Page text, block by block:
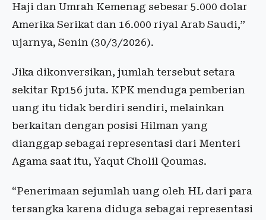
Haji dan Umrah Kemenag sebesar 5.000 dolar
Amerika Serikat dan 16.000 riyal Arab Saudi,”
ujarnya, Senin (30/3/2026).
Jika dikonversikan, jumlah tersebut setara
sekitar Rp156 juta. KPK menduga pemberian
uang itu tidak berdiri sendiri, melainkan
berkaitan dengan posisi Hilman yang
dianggap sebagai representasi dari Menteri
Agama saat itu, Yaqut Cholil Qoumas.
“Penerimaan sejumlah uang oleh HL dari para
tersangka karena diduga sebagai representasi